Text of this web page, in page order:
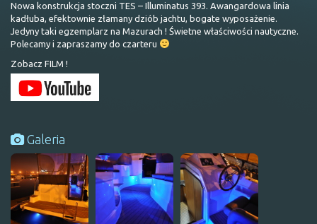
Nowa konstrukcja stoczni TES – Illuminatus 393. Awangardowa linia
kadłuba, efektownie złamany dziób jachtu, bogate wyposażenie.
Jedyny taki egzemplarz na Mazurach ! Świetne właściwości nautyczne.
Polecamy i zapraszamy do czarteru
Zobacz FILM !
Galeria